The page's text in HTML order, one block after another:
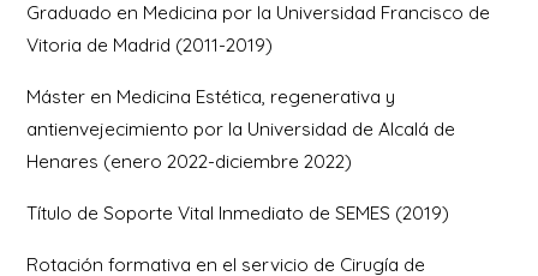
Graduado en Medicina por la Universidad Francisco de
Vitoria de Madrid (2011-2019)
Máster en Medicina Estética, regenerativa y
antienvejecimiento por la Universidad de Alcalá de
Henares (enero 2022-diciembre 2022)
Título de Soporte Vital Inmediato de SEMES (2019)
Rotación formativa en el servicio de Cirugía de